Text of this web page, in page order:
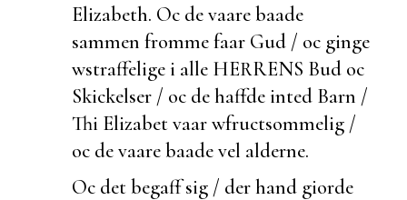
Elizabeth. Oc de vaarebaade
sammen fromme faar Gud / oc ginge
wstraffelige i alle HERRENS Bud oc
Skickelser / oc de haffde inted Barn /
Thi Elizabet vaar wfructsommelig /
oc de vaarebaade vel alderne.
Oc detbegaff sig / der hand giorde